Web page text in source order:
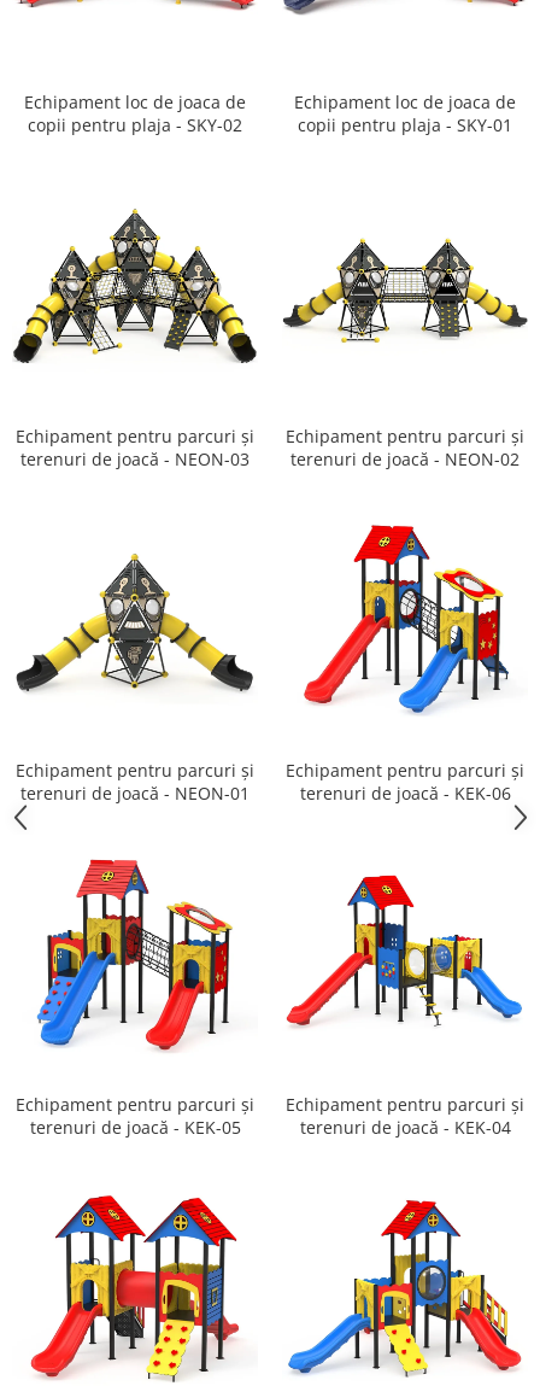
Ghivece de exterior
Stalpi camere video
Stalpi / bolarzi de delimitare
Tomberoane si Pubele de Gunoi
Magazie pubele / tomberoane
gunoi
Mobilier urban DIZABILITATI
Echipament loc de joaca de
copii pentru plaja - SKY-02
Echipament loc de joaca de
copii pentru plaja - SKY-01
Echipament pentru parcuri și
terenuri de joacă - NEON-03
Echipament pentru parcuri și
terenuri de joacă - NEON-02
Echipament pentru parcuri și
terenuri de joacă - NEON-01
Echipament pentru parcuri și
terenuri de joacă - KEK-06
Echipament pentru parcuri și
terenuri de joacă - KEK-05
Echipament pentru parcuri și
terenuri de joacă - KEK-04